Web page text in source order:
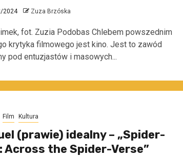
2024 Zuza Brzóska
fot. Zuzia Podobas Chlebem powszednim
krytyka filmowego jest kino. Jest to zawód
pod entuzjastów i masowych...
Film Kultura
(prawie) idealny – „Spider-
Across the Spider-Verse”